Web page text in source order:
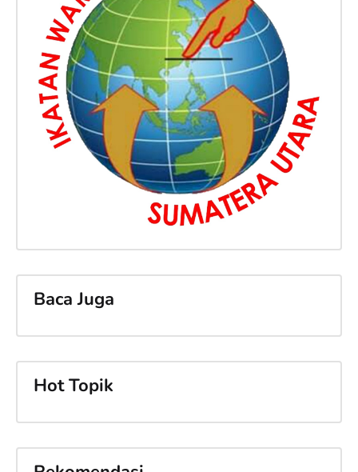
Baca Juga
Hot Topik